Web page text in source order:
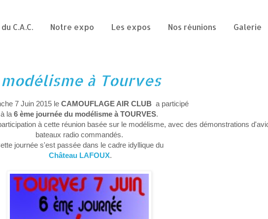
C.A.C. Notre expo Les expos Nos réunions Galerie
à Tourves
7 Juin 2015 le CAMOUFLAGE AIR CLUB a participé
à la 6 ème journée du modélisme à TOURVES.
à cette réunion basée sur le modélisme, avec des démonstrations
bateaux radio commandés.
journée s'est passée dans le cadre idyllique du
Château LAFOUX.